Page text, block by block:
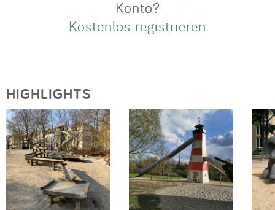
Konto?
Kostenlos registrieren
HIGHLIGHTS